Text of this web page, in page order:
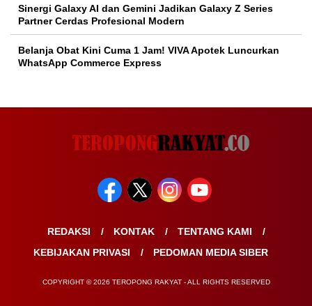
Sinergi Galaxy AI dan Gemini Jadikan Galaxy Z Series
Partner Cerdas Profesional Modern
Belanja Obat Kini Cuma 1 Jam! VIVA Apotek Luncurkan
WhatsApp Commerce Express
REDAKSI KONTAK
TENTANG KAMI
KEBIJAKAN PRIVASI
PEDOMAN MEDIA SIBER
COPYRIGHT © 2026 TEROPONG RAKYAT - ALL RIGHTS RESERVED